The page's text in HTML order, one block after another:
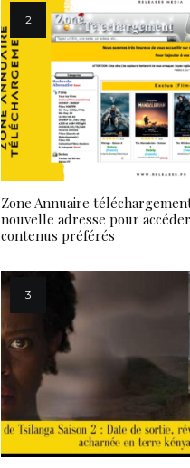
Zone Annuaire
nouvelle adresse pour
contenus préférés